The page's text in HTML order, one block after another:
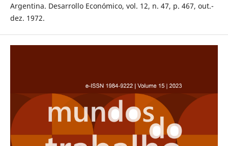
Argentina. Desarrollo Económico, vol. 12, n. 47, p. 467, out.-
dez. 1972.